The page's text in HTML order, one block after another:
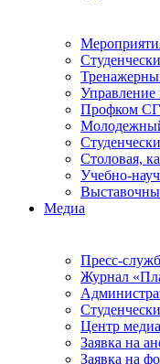
Управление
Профком
Столовая,
Учебно-
Медиа
Пресс-
Журнал
Центр
Заявка на
Заявка на